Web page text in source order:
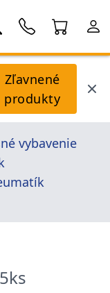
Zľavnené
produkty
vybavenie